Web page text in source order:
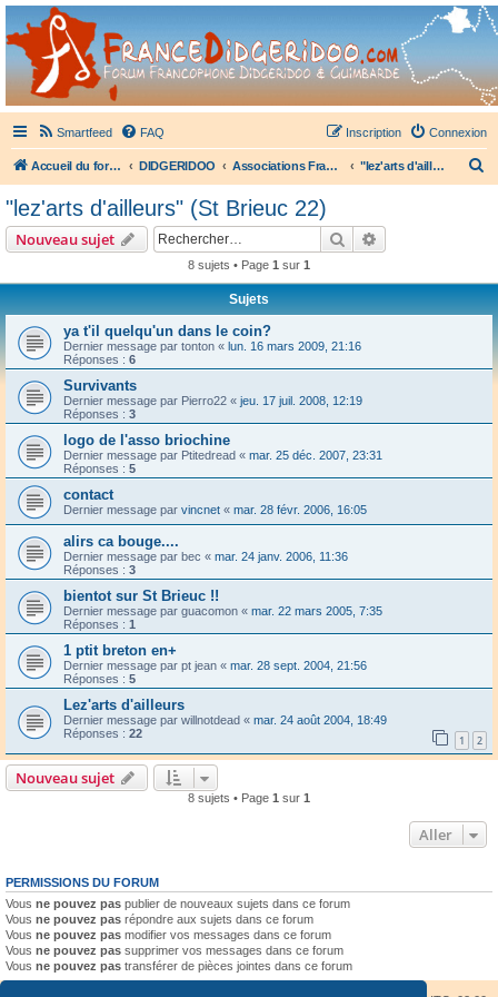
France Didgeridoo
Didgeridoo et Guimbarde sur France Didgeridoo - retrouvez la communauté.
Smartfeed FAQ Connexion
Inscription
Accueil du forum DIDGERIDOO Associations Françaises de Didgeridoo "lez'arts d'ailleurs" (St Brieuc 22)
"lez'arts d'ailleurs" (St Brieuc 22)
Nouveau sujet Rechercher
8 sujets • Page 1 sur 1
Sujets
ya t'il quelqu'un dans le coin?
Dernier message par tonton « lun. 16 mars 2009, 21:16
Réponses : 6
Survivants
Dernier message par Pierro22 « jeu. 17 juil. 2008, 12:19
Réponses : 3
logo de l'asso briochine
Dernier message par Ptitedread « mar. 25 déc. 2007, 23:31
Réponses : 5
contact
Dernier message par vincnet « mar. 28 févr. 2006, 16:05
alirs ca bouge....
Dernier message par bec « mar. 24 janv. 2006, 11:36
Réponses : 3
bientot sur St Brieuc !!
Dernier message par guacomon « mar. 22 mars 2005, 7:35
Réponses : 1
1 ptit breton en+
Dernier message par pt jean « mar. 28 sept. 2004, 21:56
Réponses : 5
Lez'arts d'ailleurs
Dernier message par willnotdead « mar. 24 août 2004, 18:49
Réponses : 22 1 2
Nouveau sujet
8 sujets • Page 1 sur 1
Aller
PERMISSIONS DU FORUM
Vous ne pouvez pas publier de nouveaux sujets dans ce forum
Vous ne pouvez pas répondre aux sujets dans ce forum
Vous ne pouvez pas modifier vos messages dans ce forum
Vous ne pouvez pas supprimer vos messages dans ce forum
Vous ne pouvez pas transférer de pièces jointes dans ce forum